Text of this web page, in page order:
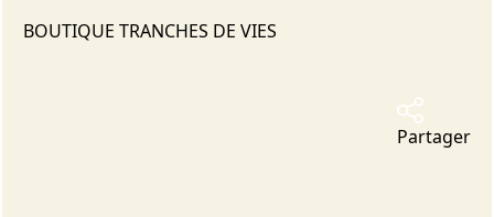
BOUTIQUE TRANCHES DE VIES
Partager